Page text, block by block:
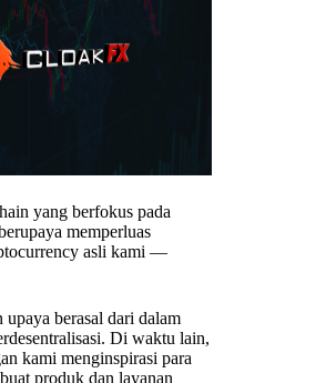
yang berfokus pada
memperluas
asli kami —
upaya berasal dari dalam
Di waktu lain,
kami menginspirasi para
produk dan layanan